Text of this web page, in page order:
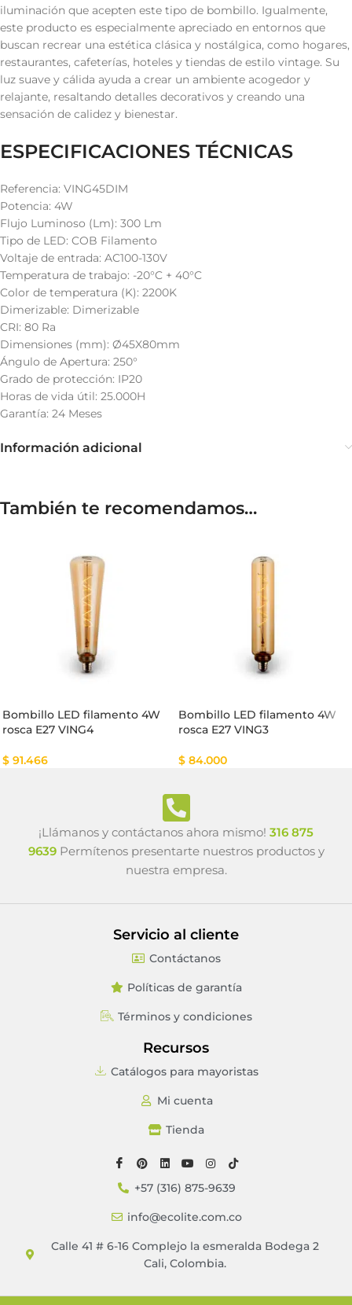
iluminación que acepten este tipo de bombillo. Igualmente,
este producto es especialmente apreciado en entornos que
buscan recrear una estética clásica y nostálgica, como hogares,
restaurantes, cafeterías, hoteles y tiendas de estilo vintage. Su
luz suave y cálida ayuda a crear un ambiente acogedor y
relajante, resaltando detalles decorativos y creando una
sensación de calidez y bienestar.
ESPECIFICACIONES TÉCNICAS
Referencia: VING45DIM
Potencia: 4W
Flujo Luminoso (Lm): 300 Lm
Tipo de LED: COB Filamento
Voltaje de entrada: AC100-130V
Temperatura de trabajo: -20°C + 40°C
Color de temperatura (K): 2200K
Dimerizable: Dimerizable
CRI: 80 Ra
Dimensiones (mm): Ø45X80mm
Ángulo de Apertura: 250°
Grado de protección: IP20
Horas de vida útil: 25.000H
Garantía: 24 Meses
Información adicional
También te recomendamos…
Bombillo LED filamento 4W
rosca E27 VING4
$ 91.466
Bombillo LED filamento 4W
rosca E27 VING3
$ 84.000
¡Llámanos y contáctanos ahora mismo! 316 875
9639Permítenos presentarte nuestros productos y
nuestra empresa.
Servicio al cliente
Contáctanos
Políticas de garantía
Términos y condiciones
Recursos
Catálogos para mayoristas
Mi cuenta
Tienda
+57 (316) 875-9639
info@ecolite.com.co
Calle 41 # 6-16 Complejo la esmeralda Bodega 2
Cali, Colombia.